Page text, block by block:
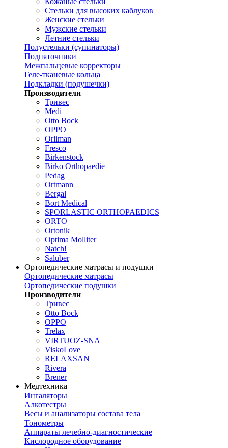
Стельки для высоких каблуков
Женские стельки
Мужские стельки
Летние стельки
Полустельки (супинаторы)
Подпяточники
Межпальцевые корректоры
Геле-тканевые кольца
Подкладки (подушечки)
Производители
Тривес
Medi
Otto Bock
OPPO
Orliman
Fresco
Birkenstock
Birko Orthopaedie
Pedag
Ortmann
Bergal
Bort Medical
SPORLASTIC ORTHOPAEDICS
ORTO
Ortonik
Optima Molliter
Natch!
Saluber
Ортопедические матрасы и подушки
Ортопедические матрасы
Ортопедические подушки
Производители
Тривес
Otto Bock
OPPO
Trelax
VIRTUOZ-SNA
ViskoLove
RELAXSAN
Rivera
Brener
Медтехника
Ингаляторы
Алкотестры
Весы и анализаторы состава тела
Тонометры
Аппараты лечебно-диагностические
Кислородное оборудование